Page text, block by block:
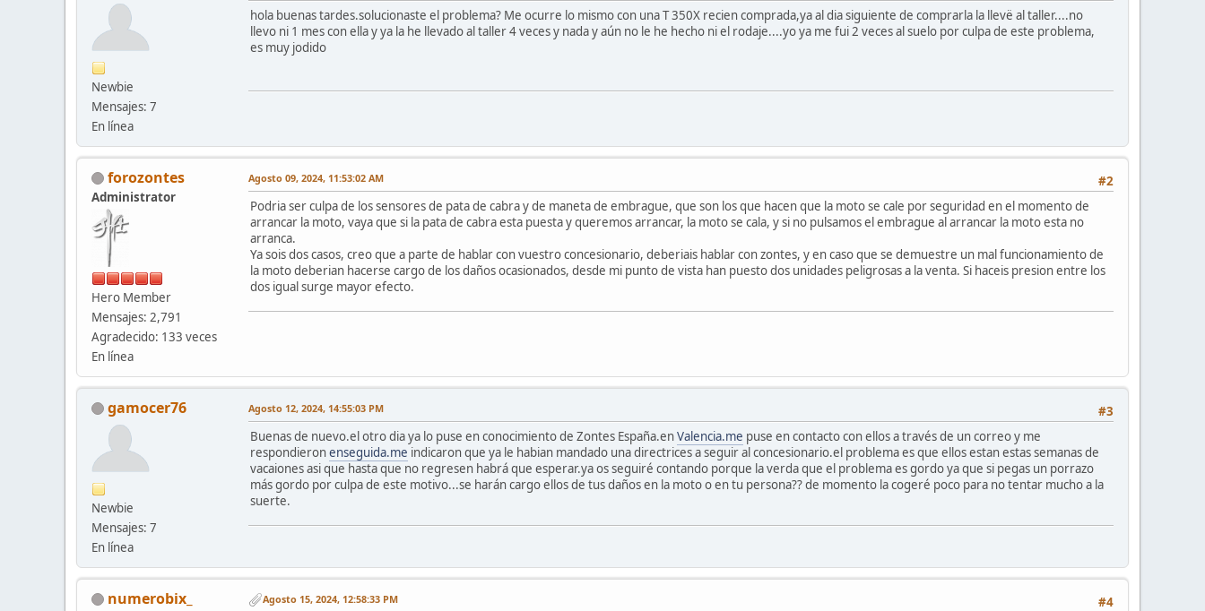
Newbie
Mensajes: 7
En línea
hola buenas tardes.solucionaste el problema? Me ocurre lo mismo con una T 350X recien comprada,ya al dia siguiente de comprarla la llevë al taller....no
llevo ni 1 mes con ella y ya la he llevado al taller 4 veces y nada y aún no le he hecho ni el rodaje....yo ya me fui 2 veces al suelo por culpa de este problema,
es muy jodido
forozontes
Administrator
Hero Member
Mensajes: 2,791
Agradecido: 133 veces
En línea
#2
Agosto 09, 2024, 11:53:02 AM
Podria ser culpa de los sensores de pata de cabra y de maneta de embrague, que son los que hacen que la moto se cale por seguridad en el momento de
arrancar la moto, vaya que si la pata de cabra esta puesta y queremos arrancar, la moto se cala, y si no pulsamos el embrague al arrancar la moto esta no
arranca.
Ya sois dos casos, creo que a parte de hablar con vuestro concesionario, deberiais hablar con zontes, y en caso que se demuestre un mal funcionamiento de
la moto deberian hacerse cargo de los daños ocasionados, desde mi punto de vista han puesto dos unidades peligrosas a la venta. Si haceis presion entre los
dos igual surge mayor efecto.
gamocer76
Newbie
Mensajes: 7
En línea
#3
Agosto 12, 2024, 14:55:03 PM
Buenas de nuevo.el otro dia ya lo puse en conocimiento de Zontes España.enValencia.me puse en contacto con ellos a través de un correo y me
respondieronenseguida.me indicaron que ya le habian mandado una directrices a seguir al concesionario.el problema es que ellos estan estas semanas de
vacaiones asi que hasta que no regresen habrá que esperar.ya os seguiré contando porque la verda que el problema es gordo ya que si pegas un porrazo
más gordo por culpa de este motivo...se harán cargo ellos de tus daños en la moto o en tu persona?? de momento la cogeré poco para no tentar mucho a la
suerte.
numerobix_ #4
Agosto 15, 2024, 12:58:33 PM